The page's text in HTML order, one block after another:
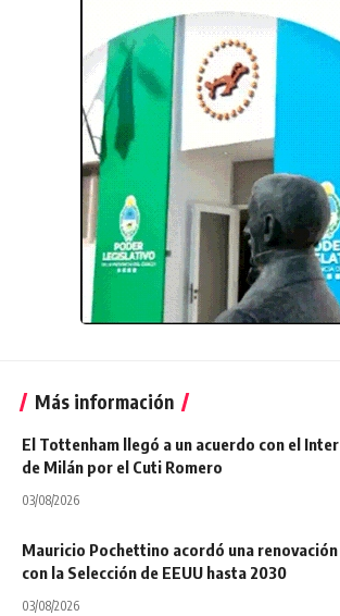
Más información
El Tottenham llegó a un acuerdo con el Inter
de Milán por el Cuti Romero
03/08/2026
Mauricio Pochettino acordó una renovación
con la Selección de EEUU hasta 2030
03/08/2026